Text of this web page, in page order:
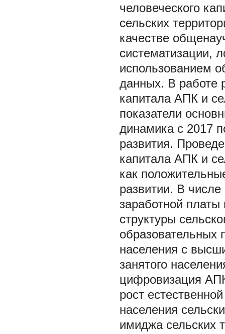
человеческого
сельских
качестве
систематизации,
использованием
данных. В работе
капитала АПК и
показатели
динамика с 2017
развития.
капитала АПК и
как
развитии. В
заработной платы
структуры
образовательных
населения с
занятого
цифровизация
рост
населения
имиджа сельских